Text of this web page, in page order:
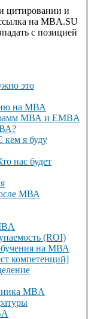
цитировании и
на MBA.SU
с позицией
это
на МВА
МВА и EMBA
я буду
нас будет
МВА
(ROI)
на МВА
компетенций]
MBA